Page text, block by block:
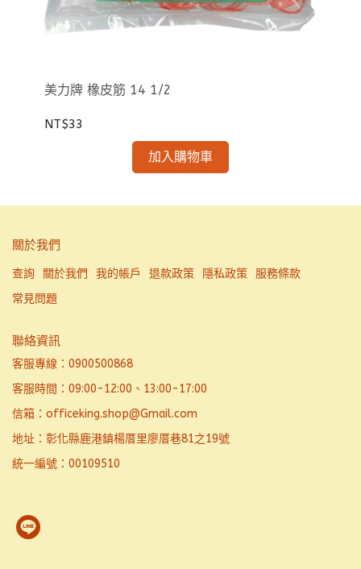
美力牌 橡皮筋 14 1/2
NT$33
加入購物車
關於我們
查詢 關於我們 我的帳戶 退款政策 隱私政策
服務條款
常見問題
聯絡資訊
客服專線：0900500868
客服時間：09:00-12:00、13:00-17:00
信箱：officeking.shop@Gmail.com
地址：彰化縣鹿港鎮楊厝里廖厝巷81之19號
統一編號：00109510